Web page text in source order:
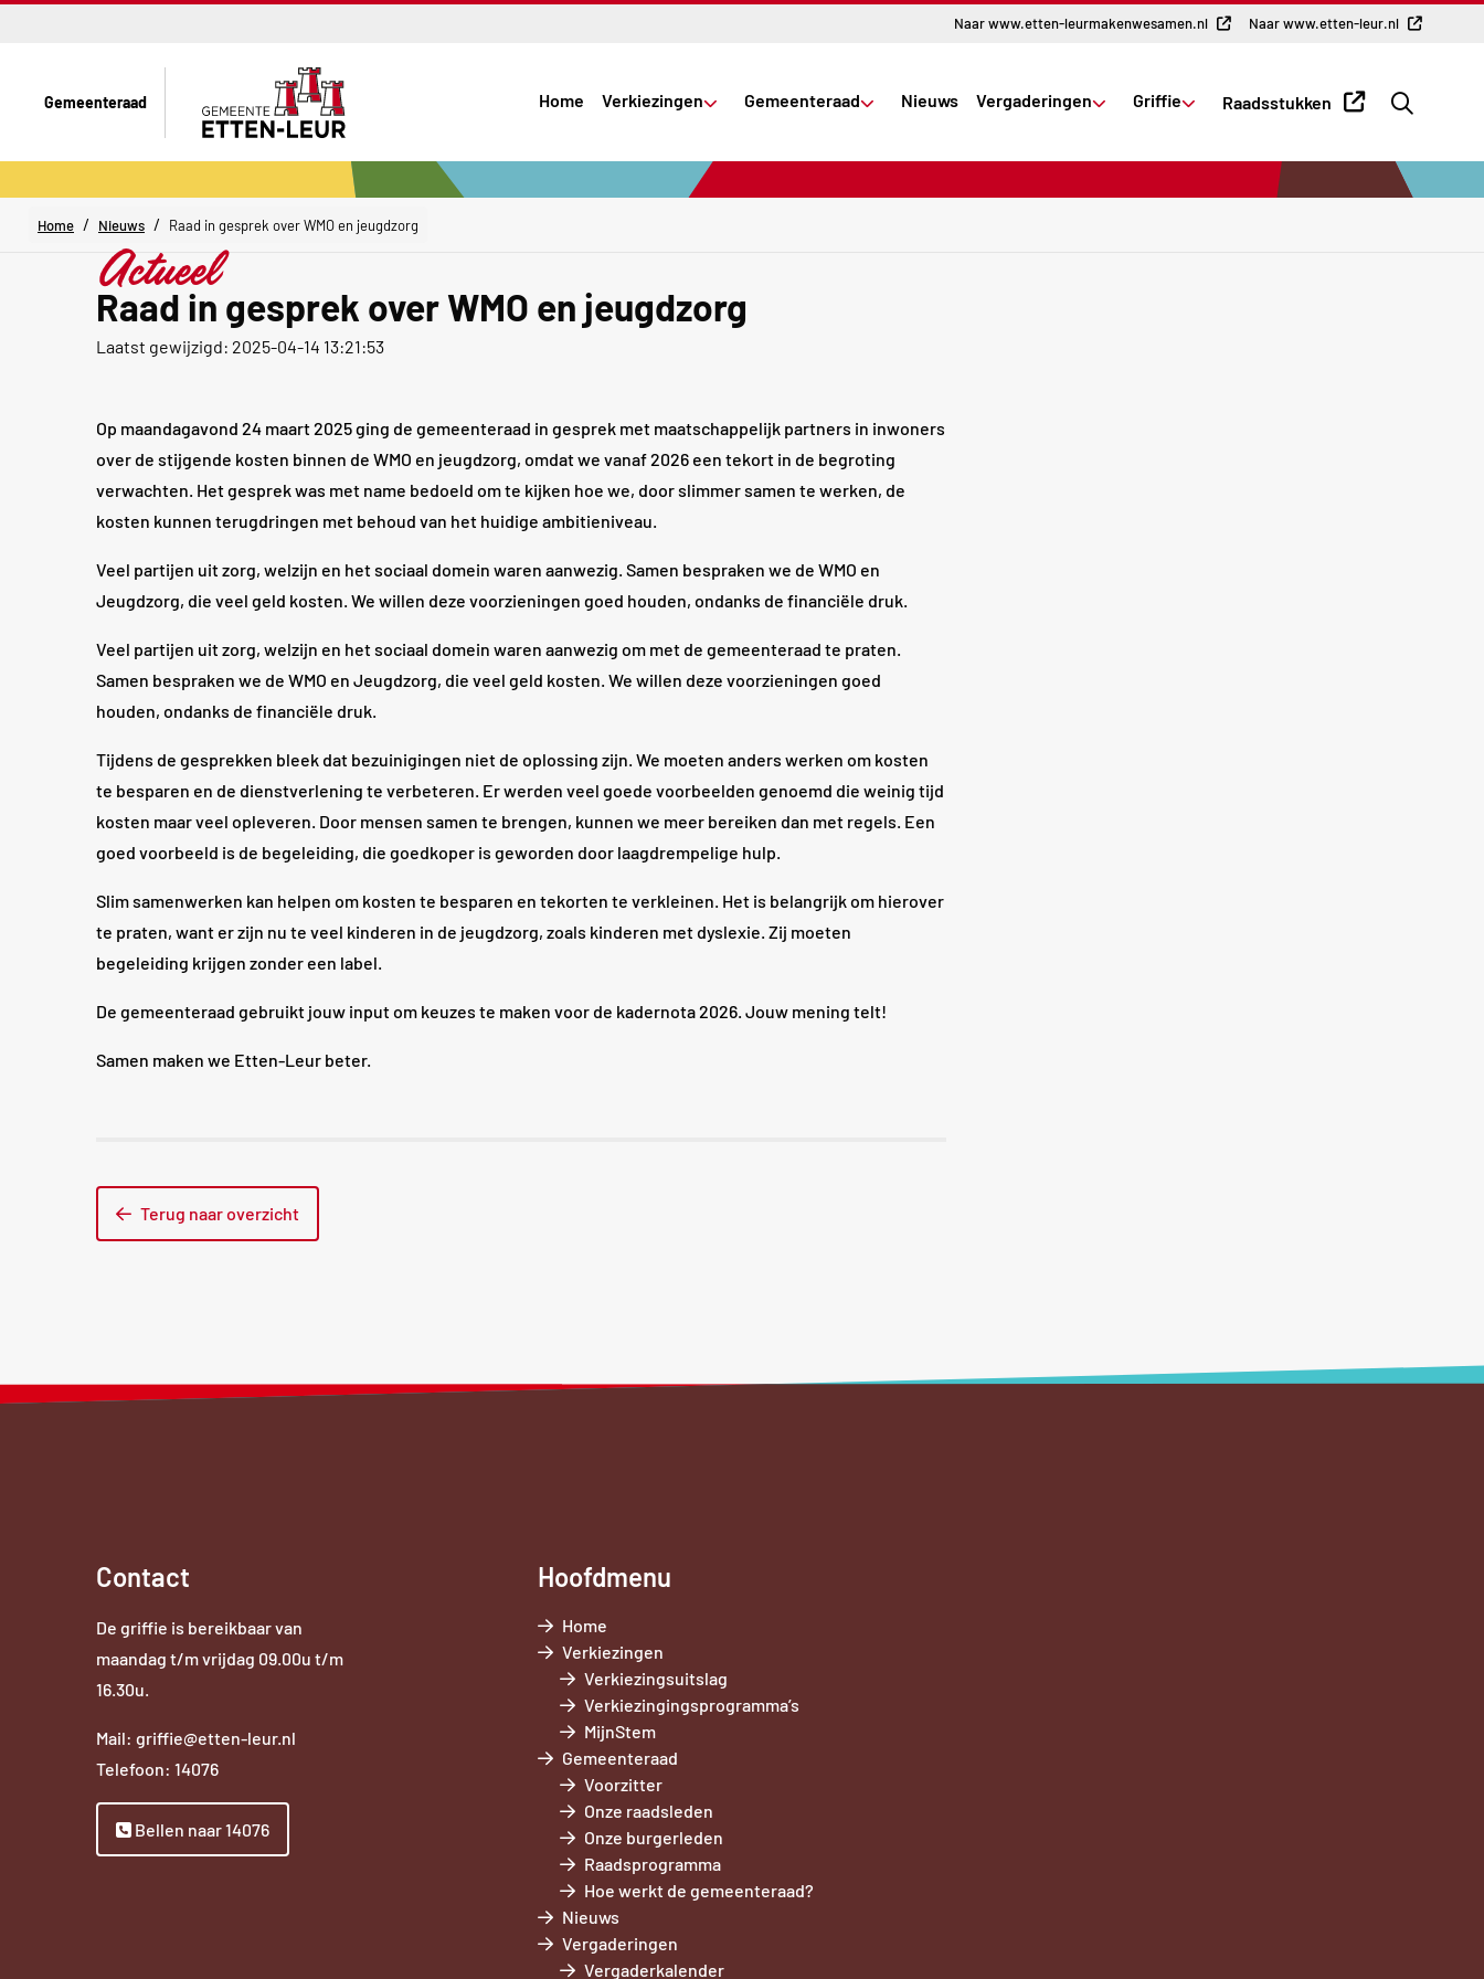
Naar www.etten-leurmakenwesamen.nl Naar www.etten-leur.nl
Gemeenteraad Home Verkiezingen Gemeenteraad Nieuws Vergaderingen Griffie Raadsstukken
naar
Home / Nieuws / Raad in gesprek over WMO en jeugdzorg
Actueel
Raad in gesprek over WMO en jeugdzorg
Laatst gewijzigd: 2025-04-14 13:21:53
Op maandagavond 24 maart 2025 ging de gemeenteraad in gesprek met maatschappelijk partners in inwoners
over de stijgende kosten binnen de WMO en jeugdzorg, omdat we vanaf 2026 een tekort in de begroting
verwachten. Het gesprek was met name bedoeld om te kijken hoe we, door slimmer samen te werken, de
kosten kunnen terugdringen met behoud van het huidige ambitieniveau.
Veel partijen uit zorg, welzijn en het sociaal domein waren aanwezig. Samen bespraken we de WMO en
Jeugdzorg, die veel geld kosten. We willen deze voorzieningen goed houden, ondanks de financiële druk.
Veel partijen uit zorg, welzijn en het sociaal domein waren aanwezig om met de gemeenteraad te praten.
Samen bespraken we de WMO en Jeugdzorg, die veel geld kosten. We willen deze voorzieningen goed
houden, ondanks de financiële druk.
Tijdens de gesprekken bleek dat bezuinigingen niet de oplossing zijn. We moeten anders werken om kosten
te besparen en de dienstverlening te verbeteren. Er werden veel goede voorbeelden genoemd die weinig tijd
kosten maar veel opleveren. Door mensen samen te brengen, kunnen we meer bereiken dan met regels. Een
goed voorbeeld is de begeleiding, die goedkoper is geworden door laagdrempelige hulp.
Slim samenwerken kan helpen om kosten te besparen en tekorten te verkleinen. Het is belangrijk om hierover
te praten, want er zijn nu te veel kinderen in de jeugdzorg, zoals kinderen met dyslexie. Zij moeten
begeleiding krijgen zonder een label.
De gemeenteraad gebruikt jouw input om keuzes te maken voor de kadernota 2026. Jouw mening telt!
Samen maken we Etten-Leur beter.
Terug naar overzicht
Contact
De griffie is bereikbaar van
maandag t/m vrijdag 09.00u t/m
16.30u.
Mail: griffie@etten-leur.nl
Telefoon: 14076
Bellen naar 14076
Hoofdmenu
Home
Verkiezingen
Verkiezingsuitslag
Verkiezingingsprogramma’s
MijnStem
Gemeenteraad
Voorzitter
Onze raadsleden
Onze burgerleden
Raadsprogramma
Hoe werkt de gemeenteraad?
Nieuws
Vergaderingen
Vergaderkalender